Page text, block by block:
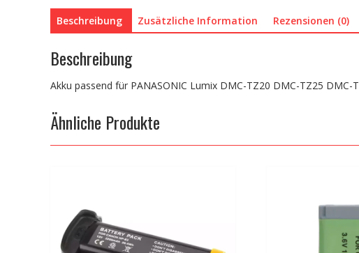
Beschreibung Zusätzliche Information Rezensionen (0)
Beschreibung
Akku passend für PANASONIC Lumix DMC-TZ20 DMC-TZ25 DMC-
Ähnliche Produkte